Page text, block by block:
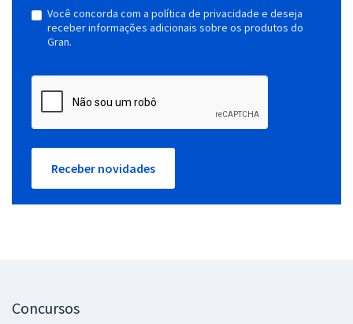
Você concorda com a política de privacidade e deseja
receber informações adicionais sobre os produtos do
Gran.
Receber novidades
Concursos